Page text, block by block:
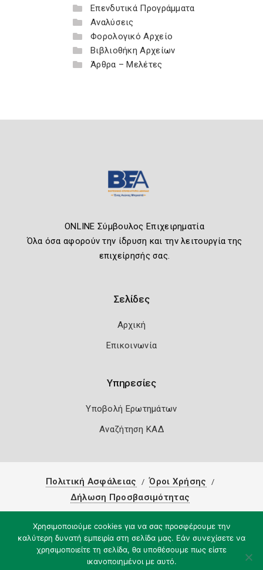
Επενδυτικά Προγράμματα
Αναλύσεις
Φορολογικό Αρχείο
Βιβλιοθήκη Αρχείων
Άρθρα – Μελέτες
ONLINE Σύμβουλος Επιχειρηματία
Όλα όσα αφορούν την ίδρυση και την λειτουργία της
επιχείρησής σας.
Σελίδες
Αρχική
Επικοινωνία
Υπηρεσίες
Υποβολή Ερωτημάτων
Αναζήτηση ΚΑΔ
Πολιτική Ασφάλειας
Όροι Χρήσης
Δήλωση Προσβασιμότητας
Χρησιμοποιούμε cookies για να σας προσφέρουμε την
καλύτερη δυνατή εμπειρία στη σελίδα μας. Εάν συνεχίσετε να
χρησιμοποιείτε τη σελίδα, θα υποθέσουμε πως είστε
ικανοποιημένοι με αυτό.